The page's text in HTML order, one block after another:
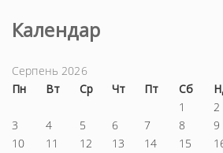
Календар
Серпень 2026
Пн
Вт Ср Чт Пт Сб
1
2
3
4 5 6 7 8
9
10
11 12 13 14 15